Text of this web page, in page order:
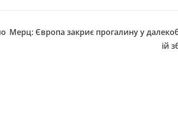
Мерц: Європа закриє прогалину у
ій